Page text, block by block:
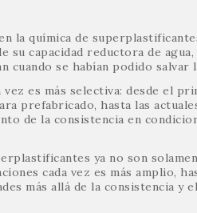
la química de
su capacidad reductora de
cuando se habían podido
vez es más selectiva: desde el
prefabricado, hasta las
de la consistencia en
ya no son
cada vez es más amplio,
más allá de la consistencia y